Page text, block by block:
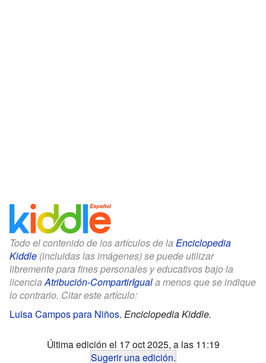
Todo el contenido de los artículos de la Enciclopedia
Kiddle (incluidas las imágenes) se puede utilizar
libremente para fines personales y educativos bajo la
licenciaAtribución-CompartirIguala menos que se indique
lo contrario. Citar este artículo:
Luisa Campos para Niños. Enciclopedia Kiddle.
Última edición el 17 oct 2025, a las 11:19
Sugerir una edición.